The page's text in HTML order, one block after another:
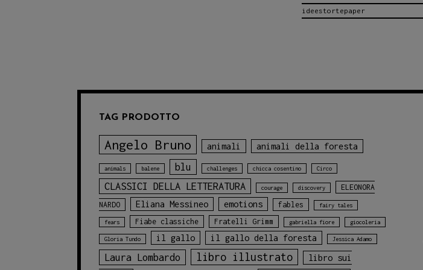
ideestortepaper
TAG PRODOTTO
Angelo Bruno animali animali della foresta
animals balene blu challenges chicca cosentino Circo
CLASSICI DELLA LETTERATURA courage discovery
ELEONORA
NARDO
Eliana Messineo emotions fables fairy tales
fears Fiabe classiche Fratelli Grimm gabriella fiore giocoleria
Gloria Tundo il gallo il gallo della foresta Jessica Adamo
Laura Lombardo libro illustrato libro sui